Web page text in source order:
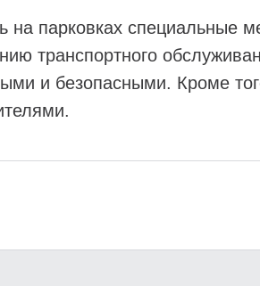
на парковках
транспортного
и безопасными. Кроме